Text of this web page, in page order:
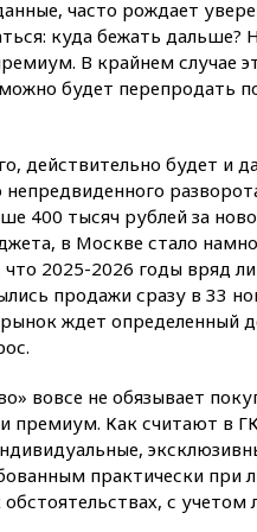
часто рождает
куда бежать
В крайнем случае
будет перепродать
действительно будет и
непредвиденного
400 тысяч рублей за
в Москве стало
2025-2026 годы вряд
продажи сразу в 33
ждет определенный
вовсе не обязывает
премиум. Как считают в
практически
с